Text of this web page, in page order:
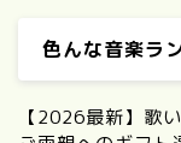
色んな音楽ラ
【2026最新】歌